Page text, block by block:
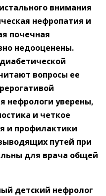
внимания
нефропатия и
почечная
недооценены.
вопросы ее
нефрологи уверены,
и четкое
и профилактики
путей при
для врача общей
детский нефролог